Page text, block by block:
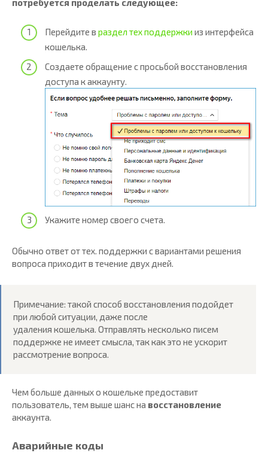
потребуется проделать следующее:
Перейдите в раздел тех поддержки из интерфейса
кошелька.
Создаете обращение с просьбой восстановления
доступа к аккаунту.
Укажите номер своего счета.
Обычно ответ от тех. поддержки с вариантами решения
вопроса приходит в течение двух дней.
Примечание: такой способ восстановления подойдет
при любой ситуации, даже после
удаления кошелька. Отправлять несколько писем
поддержке не имеет смысла, так как это не ускорит
рассмотрение вопроса.
Чем больше данных о кошельке предоставит
пользователь, тем выше шанс на восстановление
аккаунта.
Аварийные коды